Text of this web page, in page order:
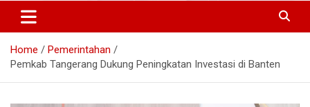
Home
Pemerintahan
Pemkab Tangerang Dukung Peningkatan Investasi di Banten